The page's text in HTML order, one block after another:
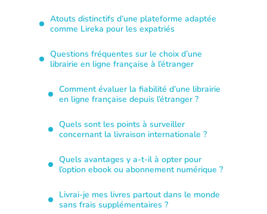
Atouts distinctifs d’une plateforme adaptée
comme Lireka pour les expatriés
Questions fréquentes sur le choix d’une
librairie en ligne française à l’étranger
Comment évaluer la fiabilité d’une librairie
en ligne française depuis l’étranger ?
Quels sont les points à surveiller
concernant la livraison internationale ?
Quels avantages y a-t-il à opter pour
l’option ebook ou abonnement numérique ?
Livrai-je mes livres partout dans le monde
sans frais supplémentaires ?